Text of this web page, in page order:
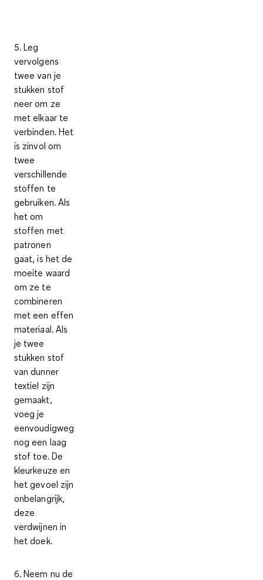
5. Leg
vervolgens
twee van je
stukken stof
neer om ze
met elkaar te
verbinden. Het
is zinvol om
twee
verschillende
stoffen te
gebruiken. Als
het om
stoffen met
patronen
gaat, is het de
moeite waard
om ze te
combineren
met een effen
materiaal. Als
je twee
stukken stof
van dunner
textiel zijn
gemaakt,
voeg je
eenvoudigweg
nog een laag
stof toe. De
kleurkeuze en
het gevoel zijn
onbelangrijk,
deze
verdwijnen in
het doek.
6.Neem nu de